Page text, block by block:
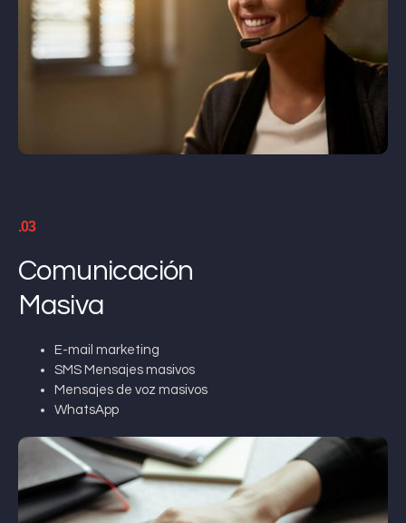
.03
Comunicación
Masiva
E-mail marketing
SMS Mensajes masivos
Mensajes de voz masivos
WhatsApp